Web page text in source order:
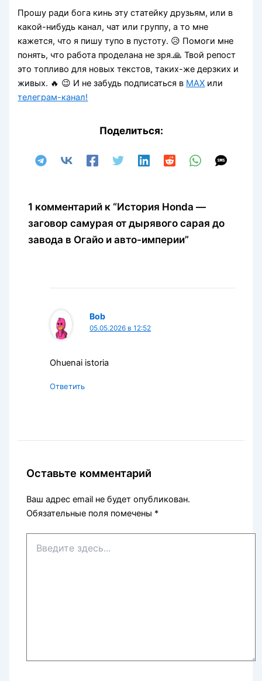
Прошу ради бога кинь эту статейку друзьям, или в
какой-нибудь канал, чат или группу, а то мне
кажется, что я пишу тупо в пустоту. 😥 Помоги мне
понять, что работа проделана не зря.🙏 Твой репост
это топливо для новых текстов, таких-же дерзких и
живых. 🔥 😉 И не забудь подписаться в MAX или
телеграм-канал!
Поделиться:
1 комментарий к “История Honda —
заговор самурая от дырявого сарая до
завода в Огайо и авто-империи”
Bob
05.05.2026 в 12:52
Ohuenai istoria
Ответить
Оставьте комментарий
Ваш адрес email не будет опубликован.
Обязательные поля помечены *
здесь...